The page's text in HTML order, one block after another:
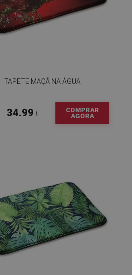
TAPETE MAÇÃ NA ÁGUA
34.99 €
COMPRAR
AGORA